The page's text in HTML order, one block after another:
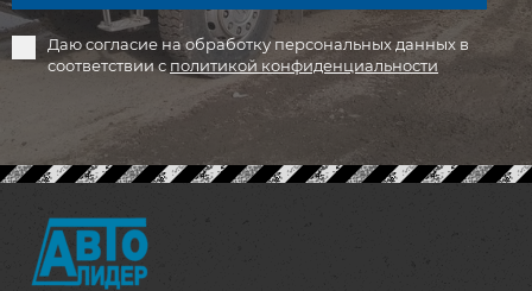
Даю согласие на обработку персональных данных в
соответствии с политикой конфиденциальности